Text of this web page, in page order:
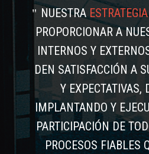
NUESTRA
PROPORCIONAR A
INTERNOS Y
DEN SATISFACCIÓN A
Y EXPECTATIVAS,
IMPLANTANDO Y
PARTICIPACIÓN DE
PROCESOS FIABLES